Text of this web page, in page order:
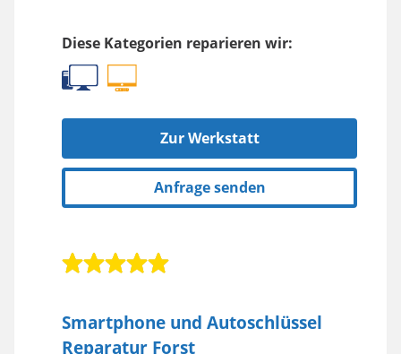
Diese Kategorien reparieren wir:
Zur Werkstatt
Anfrage senden
Smartphone und Autoschlüssel
Reparatur Forst